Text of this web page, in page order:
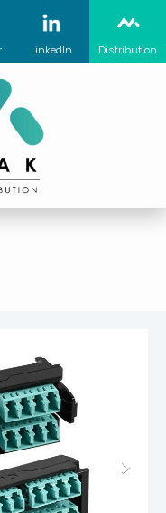
LinkedIn Distribution